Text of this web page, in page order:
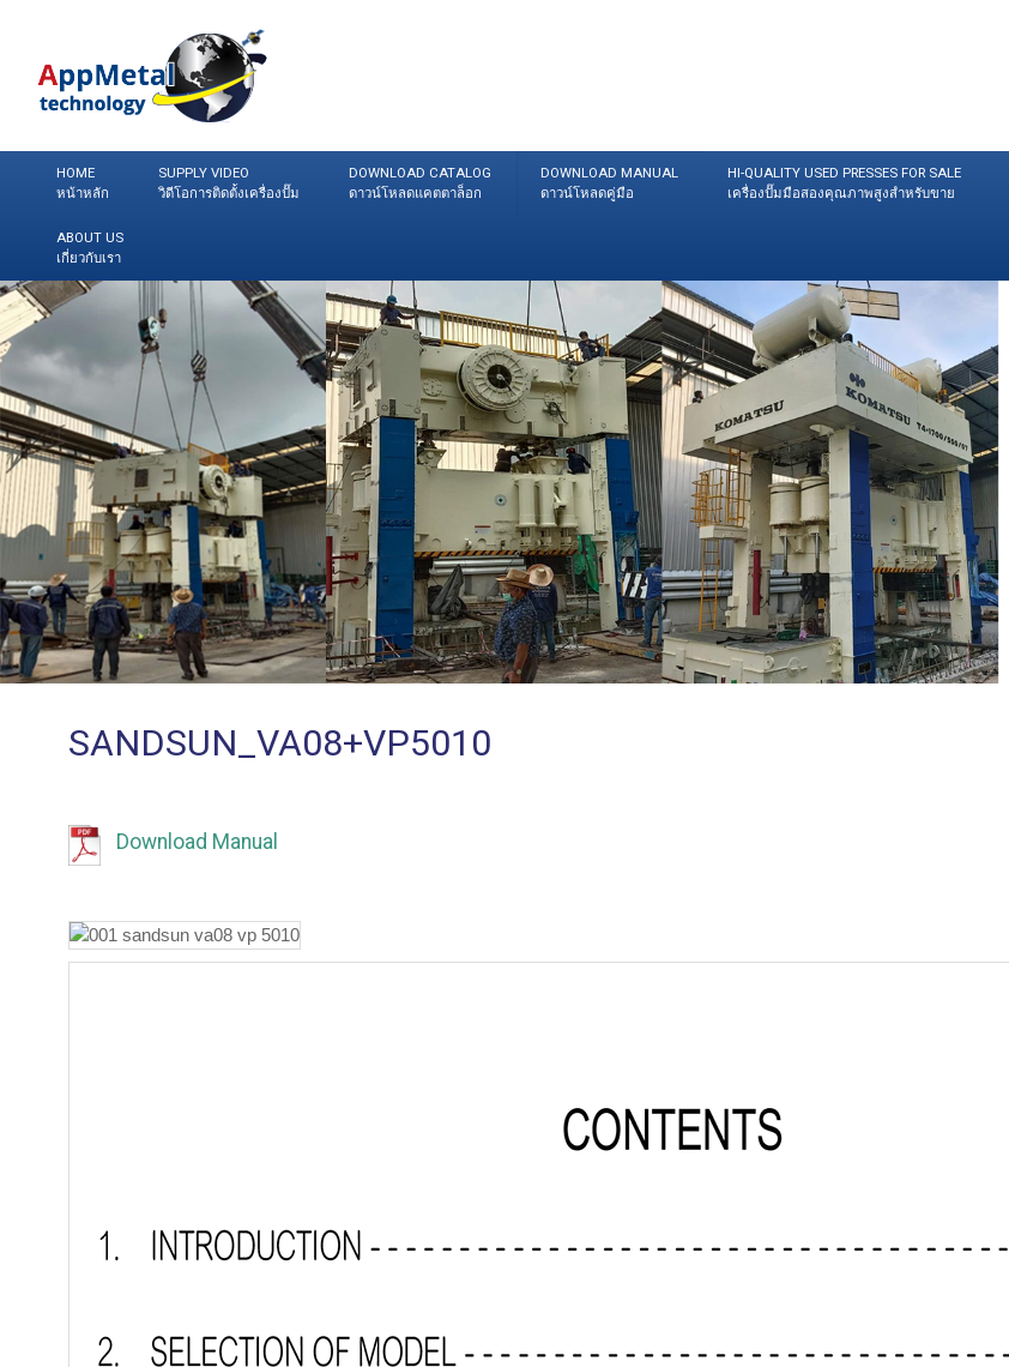
HOME
หน้าหลัก
SUPPLY VIDEO
วิดีโอการติดตั้งเครื่องปั๊ม
DOWNLOAD CATALOG
ดาวน์โหลดแคตตาล็อก
DOWNLOAD MANUAL
ดาวน์โหลดคู่มือ
HI-QUALITY USED PRESSES FOR SALE
เครื่องปั๊มมือสองคุณภาพสูงสำหรับขาย
ABOUT US
เกี่ยวกับเรา
SANDSUN_VA08+VP5010
Download Manual